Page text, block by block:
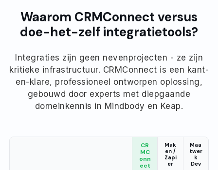
Waarom CRMConnect versus
doe-het-zelf integratietools?
Integraties zijn geen nevenprojecten - ze zijn
kritieke infrastructuur. CRMConnect is een kant-
en-klare, professioneel ontworpen oplossing,
gebouwd door experts met diepgaande
domeinkennis in Mindbody en Keap.
CR
MC
onn
ect
Mak
en /
Zapi
er
Maa
twer
k
Dev